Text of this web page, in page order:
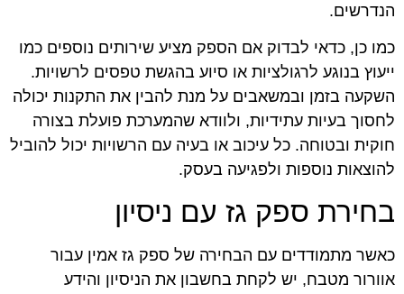
הנדרשים.
כמו כן, כדאי לבדוק אם הספק מציע שירותים נוספים כמו
ייעוץ בנוגע לרגולציות או סיוע בהגשת טפסים לרשויות.
השקעה בזמן ובמשאבים על מנת להבין את התקנות יכולה
לחסוך בעיות עתידיות, ולוודא שהמערכת פועלת בצורה
חוקית ובטוחה. כל עיכוב או בעיה עם הרשויות יכול להוביל
להוצאות נוספות ולפגיעה בעסק.
בחירת ספק גז עם ניסיון
כאשר מתמודדים עם הבחירה של ספק גז אמין עבור
אוורור מטבח, יש לקחת בחשבון את הניסיון והידע